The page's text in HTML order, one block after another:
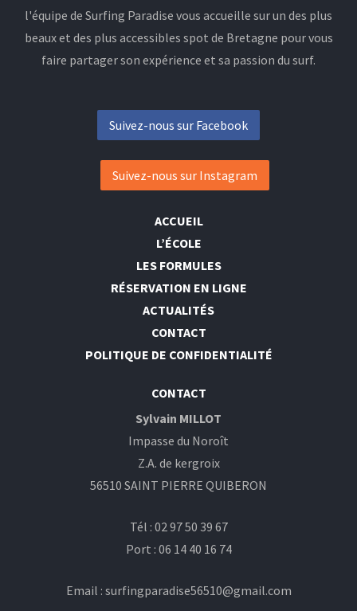
l'équipe de Surfing Paradise vous accueille sur un des plus
beaux et des plus accessibles spot de Bretagne pour vous
faire partager son expérience et sa passion du surf.
Suivez-nous sur Facebook
Suivez-nous sur Instagram
ACCUEIL
L’ÉCOLE
LES FORMULES
RÉSERVATION EN LIGNE
ACTUALITÉS
CONTACT
POLITIQUE DE CONFIDENTIALITÉ
CONTACT
Sylvain MILLOT
Impasse du Noroît
Z.A. de kergroix
56510 SAINT PIERRE QUIBERON
Tél : 02 97 50 39 67
Port : 06 14 40 16 74
Email : surfingparadise56510@gmail.com